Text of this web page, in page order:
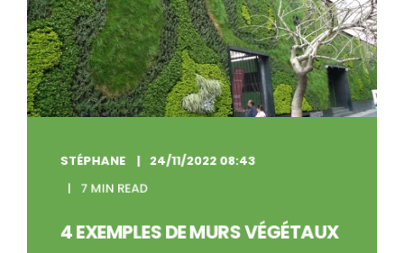
STÉPHANE
24/11/2022 08:43
7 MIN READ
4 EXEMPLES DE MURS VÉGÉTAUX